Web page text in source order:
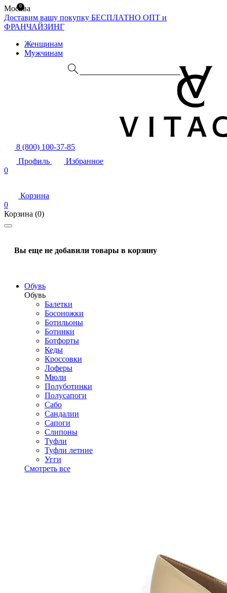
Москва
Доставим вашу покупку БЕСПЛАТНО ОПТ и
ФРАНЧАЙЗИНГ
Женщинам
Мужчинам
8 (800) 100-37-85
Профиль
Избранное
0
Корзина
0
Корзина (0)
Вы еще не добавили товары в корзину
Обувь
Обувь
Балетки
Босоножки
Ботильоны
Ботинки
Ботфорты
Кеды
Кроссовки
Лоферы
Мюли
Полуботинки
Полусапоги
Сабо
Сандалии
Сапоги
Слипоны
Туфли
Туфли летние
Угги
Смотреть все
0